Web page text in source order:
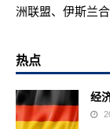
洲联盟、伊斯兰
热点
经